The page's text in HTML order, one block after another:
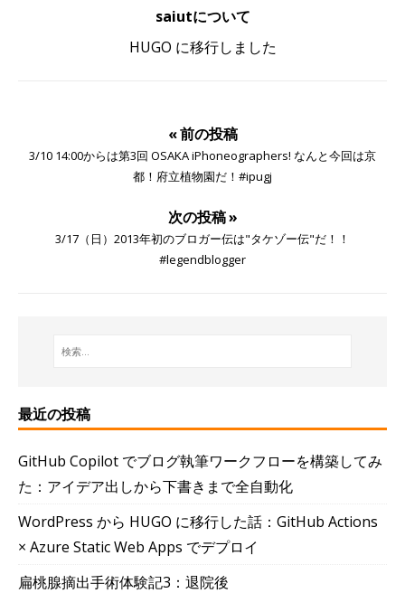
saiutについて
HUGO に移行しました
« 前の投稿
3/10 14:00からは第3回 OSAKA iPhoneographers! なんと今回は京
都！府立植物園だ！#ipugj
次の投稿 »
3/17（日）2013年初のブロガー伝は"タケゾー伝"だ！！
#legendblogger
最近の投稿
GitHub Copilot でブログ執筆ワークフローを構築してみ
た：アイデア出しから下書きまで全自動化
WordPress から HUGO に移行した話：GitHub Actions
× Azure Static Web Apps でデプロイ
扁桃腺摘出手術体験記3：退院後